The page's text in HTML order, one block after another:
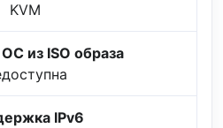
KVM
из ISO образа
IPv6